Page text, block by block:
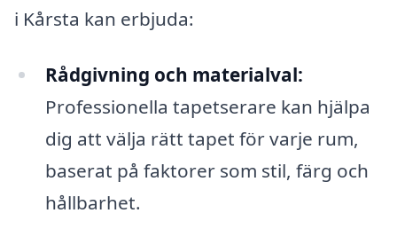
i Kårsta kan erbjuda:
Rådgivning och materialval:
Professionella tapetserare kan hjälpa
dig att välja rätt tapet för varje rum,
baserat på faktorer som stil, färg och
hållbarhet.